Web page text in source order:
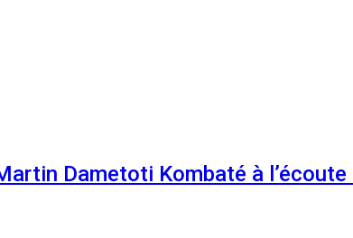
Dametoti Kombaté à